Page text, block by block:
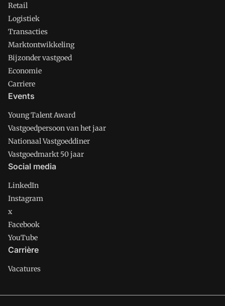
Retail
Logistiek
Transacties
Marktontwikkeling
Bijzonder vastgoed
Economie
Carriere
Events
Young Talent Award
Vastgoedpersoon van het jaar
Nationaal Vastgoeddiner
Vastgoedmarkt 50 jaar
Social media
LinkedIn
Instagram
x
Facebook
YouTube
Carrière
Vacatures